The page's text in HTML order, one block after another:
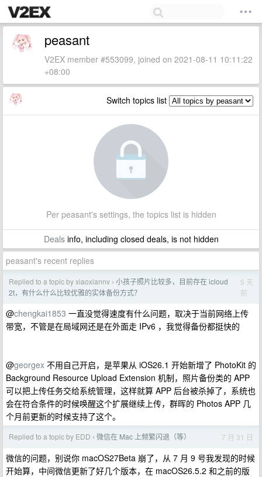
peasant
V2EX member #553099, joined on 2021-08-11 10:11:22
+08:00
Switch topics list
Per peasant's settings, the topics list is hidden
Dealsinfo, including closed deals, is not hidden
peasant's recent replies
Replied to a topic by xiaoxiannv › 小孩子照片比较多，目前存在 icloud
2t，有什么什么比较优雅的实体备份方式？
5 天
前
@chengkai1853 一直没觉得速度有什么问题，取决于当前网络上传
带宽，不管是在局域网还是在外面走 IPv6 ，我觉得备份都挺快的
@georgex 不用自己开启，是苹果从 iOS26.1 开始新增了 PhotoKit 的
Background Resource Upload Extension 机制，照片备份类的 APP
可以把上传任务交给系统管理，这样就算 APP 后台被杀掉了，系统也
会在符合条件的时候唤醒这个扩展继续上传，群晖的 Photos APP 几
个月前更新的时候支持了这个。
Replied to a topic by EDD › 微信在 Mac 上频繁闪退（等） 7 月 31 日
微信的问题，别说你 macOS27Beta 崩了，从 7 月 9 号我发现的时候
开始算，中间微信更新了好几个版本，在 macOS26.5.2 和之前的版